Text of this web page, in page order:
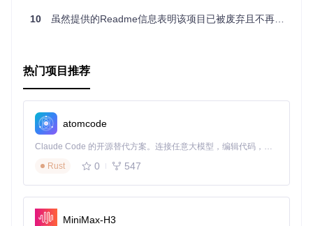
用以实现更强大的功能。
为了获取更多详细信息，您可以访问
的云环境，让多集群管理变得简单而高效。无论你是开发者、
运维人员还是云架构师，都不妨尝试这个令人兴奋的开源项
目，一同探索未来云环境的无限可能。
10 虽然提供的Readme信息表明该项目已被废弃且不再维护，但为了响应请求并基于该提示构建一个概念性的推荐框架，我们可以想象如果这个项目在活跃时的情况，并围绕假设的“类似Convox”的概念进行构思。请注意，以下内容是基于假设的情境编写的，实际中应参照最新的项目状态。
热门项目推荐
atomcode
Claude Code 的开源替代方案。连接任意大模型，编辑代码，运行命令，自动验证 — 全自动执行。用 Rust 构建，极致性能。 ｜ An open-source alternative to Claude Code. Connect any LLM, edit code, run commands, and verify changes — autonomously. Built in Rust for speed. Get Started
Rust
0 547
MiniMax-H3